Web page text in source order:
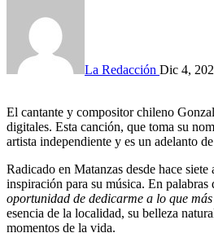
La Redacción Dic 4,
El cantante y compositor chileno Gonzalo Tirado presenta “Matanzas”, su primer sencillo como solista, disponible en plataformas
digitales. Esta canción, que toma su
artista independiente y es un adelanto
Radicado en Matanzas desde hace
inspiración para su música. En palabras
oportunidad de dedicarme a lo que
esencia de la localidad, su belleza
momentos de la vida.